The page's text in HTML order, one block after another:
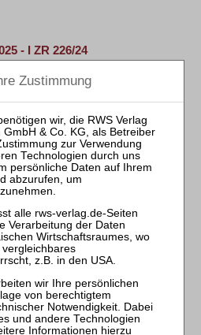
- I ZR 226/24
- I ZR 243/24
§ 8 Abs. 3 Nr. 2, § 15a Abs.
2025 - V ZB 15/24
Art. 1, 45, 46, 53 – Dem
Union …